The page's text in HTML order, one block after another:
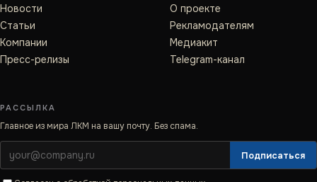
Новости
Статьи
Компании
Пресс-релизы
О проекте
Рекламодателям
Медиакит
Telegram-канал
РАССЫЛКА
Главное из мира ЛКМ на вашу почту. Без спама.
Подписаться